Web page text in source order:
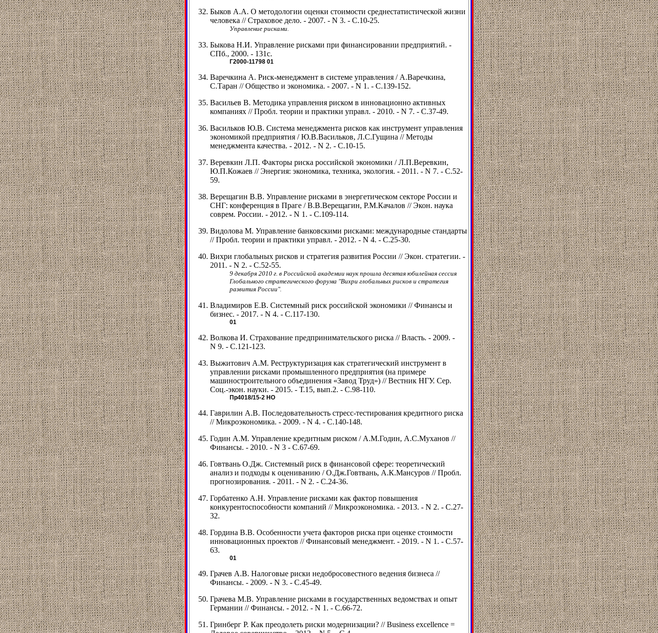
Быков А.А. О методологии оценки стоимости среднестатистической жизни
человека // Страховое дело. - 2007. - N 3. - С.10-25.
Управление рисками.
Быкова Н.И. Управление рисками при финансировании предприятий. -
СПб., 2000. - 131с.
Г2000-11798 01
Варечкина А. Риск-менеджмент в системе управления / А.Варечкина,
С.Таран // Общество и экономика. - 2007. - N 1. - С.139-152.
Васильев В. Методика управления риском в инновационно активных
компаниях // Пробл. теории и практики управл. - 2010. - N 7. - С.37-49.
Васильков Ю.В. Система менеджмента рисков как инструмент управления
экономикой предприятия / Ю.В.Васильков, Л.С.Гущина // Методы
менеджмента качества. - 2012. - N 2. - С.10-15.
Веревкин Л.П. Факторы риска российской экономики / Л.П.Веревкин,
Ю.П.Кожаев // Энергия: экономика, техника, экология. - 2011. - N 7. - С.52-
59.
Верещагин В.В. Управление рисками в энергетическом секторе России и
СНГ: конференция в Праге / В.В.Верещагин, Р.М.Качалов // Экон. наука
соврем. России. - 2012. - N 1. - C.109-114.
Видолова М. Управление банковскими рисками: международные стандарты
// Пробл. теории и практики управл. - 2012. - N 4. - С.25-30.
Вихри глобальных рисков и стратегия развития России // Экон. стратегии. -
2011. - N 2. - С.52-55.
9 декабря 2010 г. в Российской академии наук прошла десятая юбилейная сессия
Глобального стратегического форума "Вихри глобальных рисков и стратегия
развития России".
Владимиров Е.В. Системный риск российской экономики // Финансы и
бизнес. - 2017. - N 4. - С.117-130.
01
Волкова И. Страхование предпринимательского риска // Власть. - 2009. -
N 9. - С.121-123.
Выжитович А.М. Реструктуризация как стратегический инструмент в
управлении рисками промышленного предприятия (на примере
машиностроительного объединения «Завод Труд») // Вестник НГУ. Сер.
Соц.-экон. науки. - 2015. - Т.15, вып.2. - С.98-110.
Пр4018/15-2 НО
Гаврилин А.В. Последовательность стресс-тестирования кредитного риска
// Микроэкономика. - 2009. - N 4. - С.140-148.
Годин А.М. Управление кредитным риском / А.М.Годин, А.С.Муханов //
Финансы. - 2010. - N 3 - С.67-69.
Говтвань О.Дж. Системный риск в финансовой сфере: теоретический
анализ и подходы к оцениванию / О.Дж.Говтвань, А.К.Мансуров // Пробл.
прогнозирования. - 2011. - N 2. - С.24-36.
Горбатенко А.Н. Управление рисками как фактор повышения
конкурентоспособности компаний // Микроэкономика. - 2013. - N 2. - С.27-
32.
Гордина В.В. Особенности учета факторов риска при оценке стоимости
инновационных проектов // Финансовый менеджмент. - 2019. - N 1. - С.57-
63.
01
Грачев А.В. Налоговые риски недобросовестного ведения бизнеса //
Финансы. - 2009. - N 3. - С.45-49.
Грачева М.В. Управление рисками в государственных ведомствах и опыт
Германии // Финансы. - 2012. - N 1. - С.66-72.
Гринберг Р. Как преодолеть риски модернизации? // Business excellence =